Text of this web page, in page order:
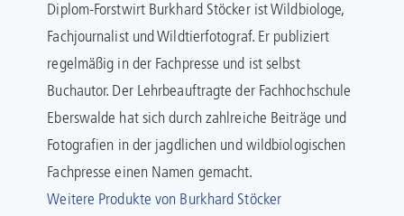
Diplom-Forstwirt Burkhard Stöcker ist Wildbiologe,
Fachjournalist und Wildtierfotograf. Er publiziert
regelmäßig in der Fachpresse und ist selbst
Buchautor. Der Lehrbeauftragte der Fachhochschule
Eberswalde hat sich durch zahlreiche Beiträge und
Fotografien in der jagdlichen und wildbiologischen
Fachpresse einen Namen gemacht.
Weitere Produkte von Burkhard Stöcker